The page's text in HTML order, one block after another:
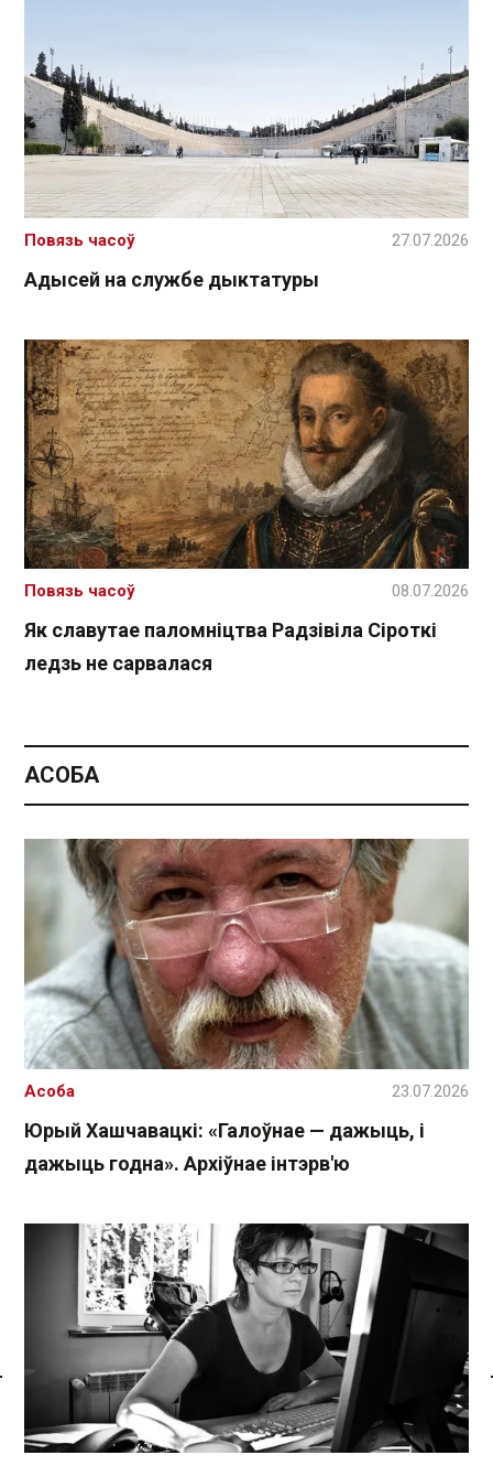
Спасылка без VPN
Адысей на службе дыктатуры
Повязь часоў 27.07.2026
Як славутае паломніцтва Радзівіла Сіроткі
ледзь не сарвалася
Повязь часоў 08.07.2026
АСОБА
Юрый Хашчавацкі: «Галоўнае — дажыць, і
дажыць годна». Архіўнае інтэрв'ю
Асоба 23.07.2026